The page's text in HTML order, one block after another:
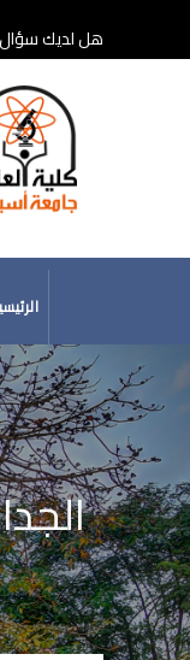
المحتوى
هل لديك
NAVIGATION